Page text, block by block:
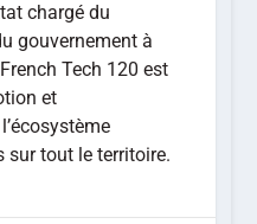
chargé du
gouvernement à
Tech 120 est
et
tout le territoire.